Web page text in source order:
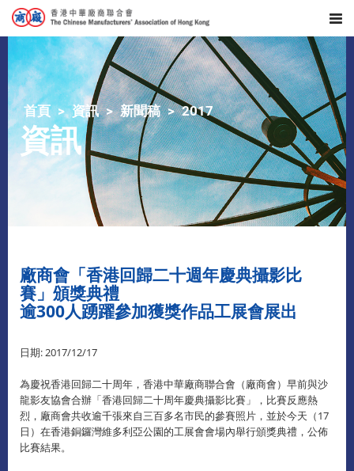
首頁 資訊 新聞稿 2017
資訊
廠商會「香港回歸二十週年慶典攝影比
賽」頒獎典禮
逾300人踴躍參加獲獎作品工展會展出
日期: 2017/12/17
為慶祝香港回歸二十周年，香港中華廠商聯合會（廠商會）早前與沙
龍影友協會合辦「香港回歸二十周年慶典攝影比賽」，比賽反應熱
烈，廠商會共收逾千張來自三百多名市民的參賽照片，並於今天（17
日）在香港銅鑼灣維多利亞公園的工展會會場內舉行頒獎典禮，公佈
比賽結果。